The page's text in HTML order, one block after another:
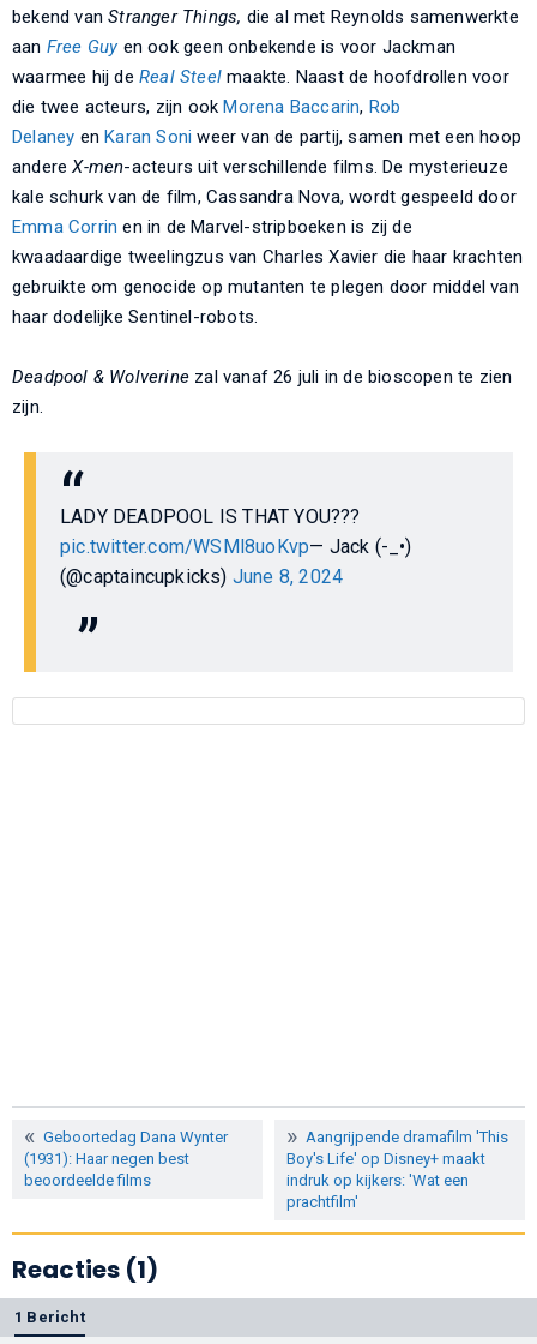
bekend vanStranger Things, die al met Reynolds samenwerkte
aan Free Guyen ook geen onbekende is voor Jackman
waarmee hij de Real Steel maakte. Naast de hoofdrollen voor
die twee acteurs, zijn ookMorena Baccarin, Rob
Delaney enKaran Soni weer van de partij, samen met een hoop
andereX-men-acteurs uit verschillende films. De mysterieuze
kale schurk van de film, Cassandra Nova, wordt gespeeld door
Emma Corrin en in de Marvel-stripboeken is zij de
kwaadaardige tweelingzus van Charles Xavier die haar krachten
gebruikte om genocide op mutanten te plegen door middel van
haar dodelijke Sentinel-robots.
Deadpool & Wolverine zal vanaf 26 juli in de bioscopen te zien
zijn.
LADY DEADPOOL IS THAT YOU???
pic.twitter.com/WSMl8uoKvp— Jack (-_•)
(@captaincupkicks) June 8, 2024
Geboortedag Dana Wynter
(1931): Haar negen best
beoordeelde films
Aangrijpende dramafilm 'This
Boy's Life' op Disney+ maakt
indruk op kijkers: 'Wat een
prachtfilm'
Reacties (1)
1 Bericht